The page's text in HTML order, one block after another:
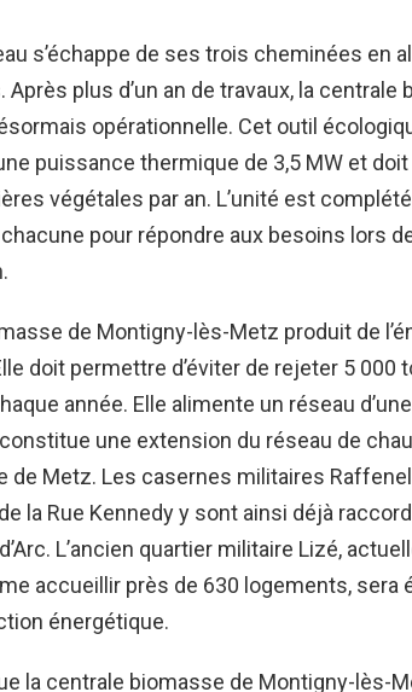
s’échappe de ses trois cheminées en
Après plus d’un an de travaux, la
opérationnelle. Cet outil
puissance thermique de 3,5 MW et
végétales par an. L’unité est
chacune pour répondre aux besoins lors
de Montigny-lès-Metz produit de
doit permettre d’éviter de rejeter 5 000
année. Elle alimente un réseau
une extension du réseau de
de Metz. Les casernes militaires
la Rue Kennedy y sont ainsi déjà
L’ancien quartier militaire Lizé,
accueillir près de 630 logements, sera
énergétique.
la centrale biomasse de Montigny-lès-